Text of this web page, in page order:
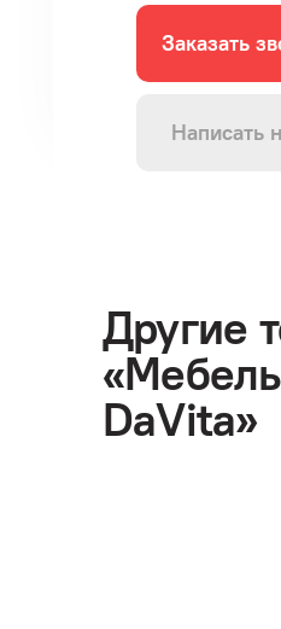
Заказать
Написать
Другие
«Мебель
DaVita»